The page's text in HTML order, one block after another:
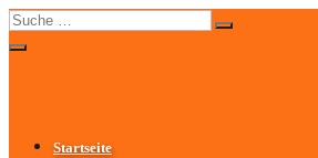
Startseite